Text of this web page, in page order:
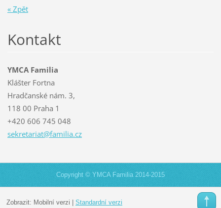
« Zpět
Kontakt
YMCA Familia
Klášter Fortna
Hradčanské nám. 3,
118 00 Praha 1
+420 606 745 048
sekretariat@familia.cz
Copyright © YMCA Familia 2014-2015
Zobrazit: Mobilní verzi | Standardní verzi